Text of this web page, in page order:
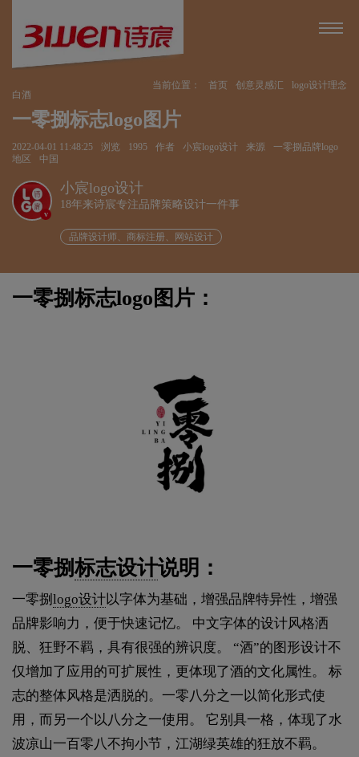
当前位置： 首页 创意灵感汇
logo设计理念
白酒
一零捌标志logo图片
2022-04-01 11:48:25 浏览 1995 作者 小宸logo设计 来源
一零捌品牌logo
地区
中国
v
小宸logo设计
18年来诗宸专注品牌策略设计一件事
品牌设计师、商标注册、网站设计
一零捌标志logo图片：
一零捌标志设计说明：
一零捌logo设计以字体为基础，增强品牌特异性，增强
品牌影响力，便于快速记忆。 中文字体的设计风格洒
脱、狂野不羁，具有很强的辨识度。 “酒”的图形设计不
仅增加了应用的可扩展性，更体现了酒的文化属性。 标
志的整体风格是洒脱的。一零八分之一以简化形式使
用，而另一个以八分之一使用。 它别具一格，体现了水
波凉山一百零八不拘小节，江湖绿英雄的狂放不羁。